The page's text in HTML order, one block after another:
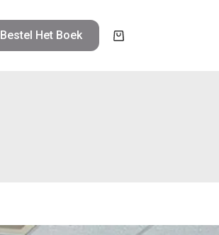
Bestel Het Boek Winkelwagen